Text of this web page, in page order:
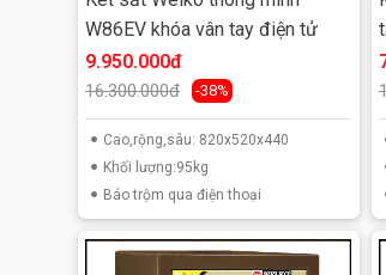
W86EV khóa vân tay điện tử
9.950.000đ
16.300.000đ -38%
Cao,rộng,sâu: 820x520x440
Khối lượng:95kg
Báo trộm qua điện thoại